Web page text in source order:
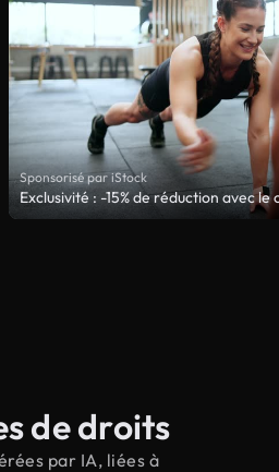
Sponsorisé par iStock
Exclusivité : -15% de réduction avec le
de droits
par IA, liées à